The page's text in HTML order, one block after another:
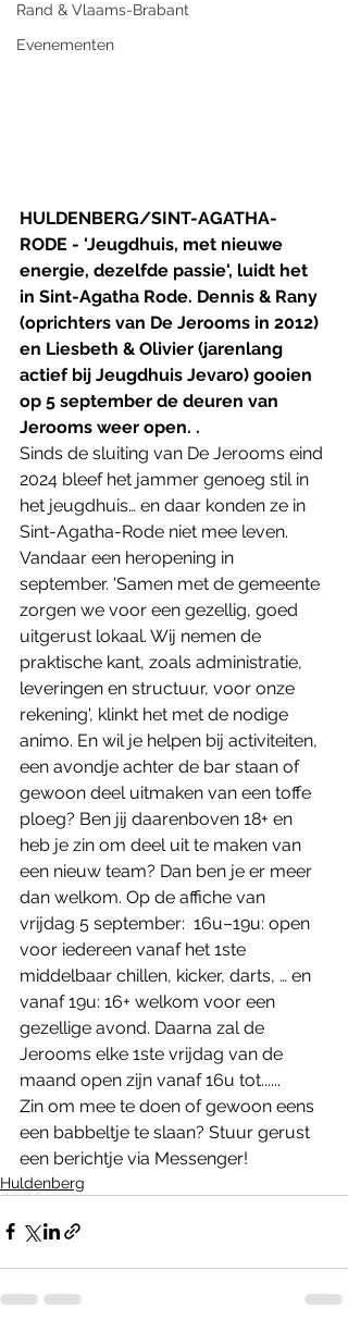
Rand & Vlaams-Brabant
Evenementen
HULDENBERG/SINT-AGATHA-
RODE - 'Jeugdhuis, met nieuwe
energie, dezelfde passie', luidt het
in Sint-Agatha Rode. Dennis & Rany
(oprichters van De Jerooms in 2012)
en Liesbeth & Olivier (jarenlang
actief bij Jeugdhuis Jevaro) gooien
op 5 september de deuren van
Jerooms weer open. .
Sinds de sluiting van De Jerooms eind
2024 bleef het jammer genoeg stil in
het jeugdhuis… en daar konden ze in
Sint-Agatha-Rode niet mee leven.
Vandaar een heropening in
september. 'Samen met de gemeente
zorgen we voor een gezellig, goed
uitgerust lokaal. Wij nemen de
praktische kant, zoals administratie,
leveringen en structuur, voor onze
rekening', klinkt het met de nodige
animo. En wil je helpen bij activiteiten,
een avondje achter de bar staan of
gewoon deel uitmaken van een toffe
ploeg? Ben jij daarenboven 18+ en
heb je zin om deel uit te maken van
een nieuw team? Dan ben je er meer
dan welkom. Op de affiche van
vrijdag 5 september:  16u–19u: open
voor iedereen vanaf het 1ste
middelbaar chillen, kicker, darts, … en
vanaf 19u: 16+ welkom voor een
gezellige avond. Daarna zal de
Jerooms elke 1ste vrijdag van de
maand open zijn vanaf 16u tot......
Zin om mee te doen of gewoon eens
een babbeltje te slaan? Stuur gerust
een berichtje via Messenger!
Huldenberg